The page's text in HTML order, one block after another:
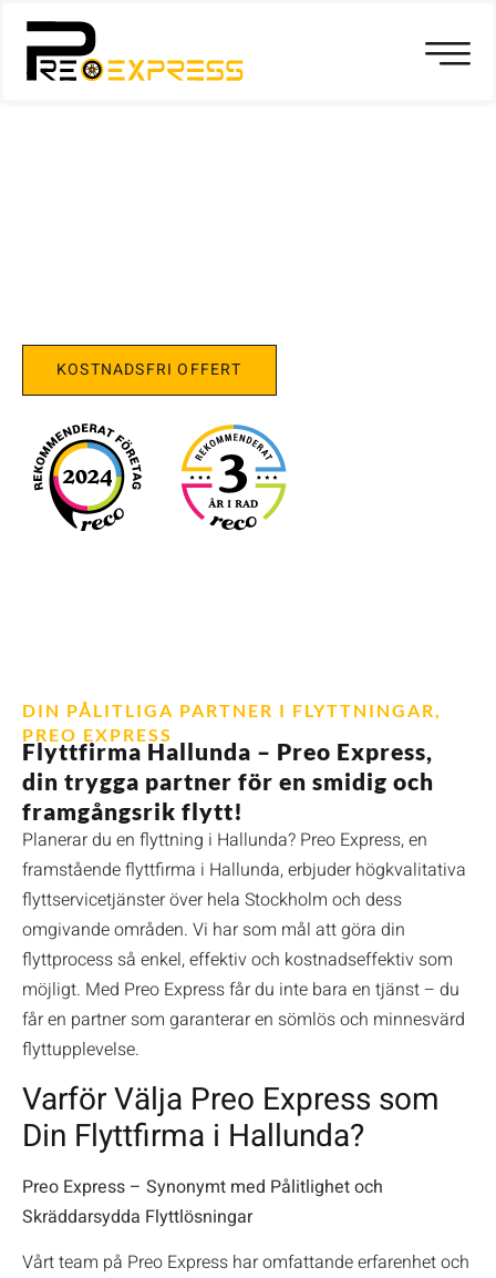
KOSTNADSFRI OFFERT
DIN PÅLITLIGA PARTNER I FLYTTNINGAR,
PREO EXPRESS
Flyttfirma Hallunda – Preo Express,
din trygga partner för en smidig och
framgångsrik flytt!
Planerar du en flyttning i Hallunda? Preo Express, en
framstående flyttfirma i Hallunda, erbjuder högkvalitativa
flyttservicetjänster över hela Stockholm och dess
omgivande områden. Vi har som mål att göra din
flyttprocess så enkel, effektiv och kostnadseffektiv som
möjligt. Med Preo Express får du inte bara en tjänst – du
får en partner som garanterar en sömlös och minnesvärd
flyttupplevelse.
Varför Välja Preo Express som
Din Flyttfirma i Hallunda?
Preo Express – Synonymt med Pålitlighet och
Skräddarsydda Flyttlösningar
Vårt team på Preo Express har omfattande erfarenhet och